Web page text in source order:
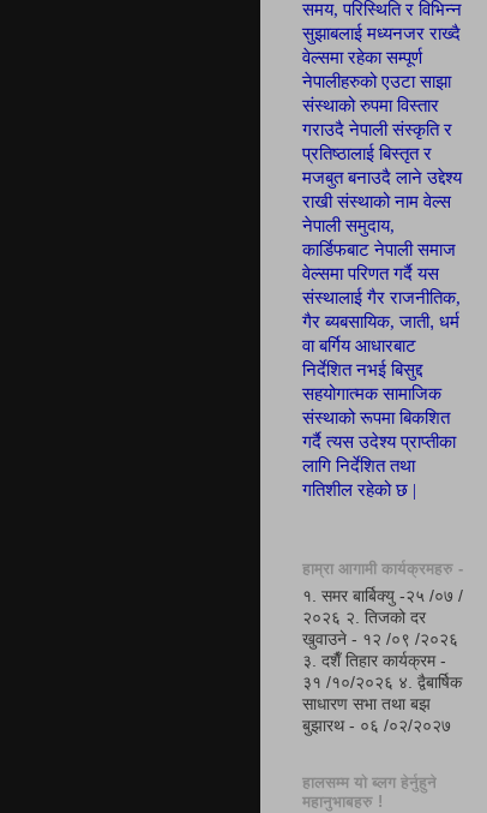
समय, परिस्थिति र विभिन्न
सुझाबलाई मध्यनजर राख्दै
वेल्समा रहेका सम्पूर्ण
नेपालीहरुको एउटा साझा
संस्थाको रुपमा विस्तार
गराउदै नेपाली संस्कृति र
प्रतिष्ठालाई बिस्तृत र
मजबुत बनाउदै लाने उद्देश्य
राखी संस्थाको नाम वेल्स
नेपाली समुदाय,
कार्डिफबाट नेपाली समाज
वेल्समा परिणतगर्दै यस
संस्थालाई गैर राजनीतिक,
गैर ब्यबसायिक, जाती, धर्म
वा बर्गिय आधारबाट
निर्देशित नभई बिसुद्द
सहयोगात्मक सामाजिक
संस्थाको रूपमाबिकशित
गर्दै त्यस उदेश्यप्राप्तीका
लागि निर्देशित तथा
गतिशील रहेको छ |
हाम्रा आगामी कार्यक्रमहरु -
१. समर बार्बिक्यु -२५ /०७ /
२०२६ २. तिजको दर
खुवाउने - १२ /०९ /२०२६
३. दशैँ तिहार कार्यक्रम -
३१ /१०/२०२६ ४. द्वैबार्षिक
साधारण सभा तथा बझ
बुझारथ - ०६ /०२/२०२७
हालसम्म यो ब्लग हेर्नुहुने
महानुभाबहरु !